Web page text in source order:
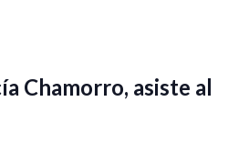
Chamorro, asiste al